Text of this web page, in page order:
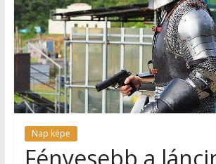
Nap képe